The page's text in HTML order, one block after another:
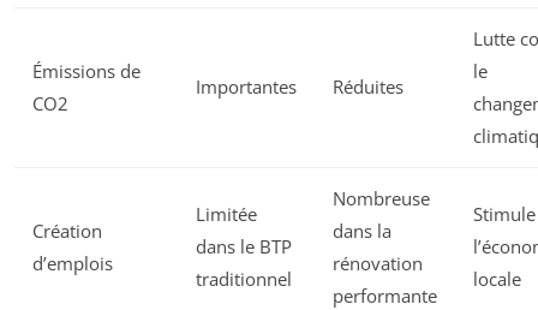
Émissions de
CO2
Importantes Réduites
Lutte
le
Création
d’emplois
Limitée
dans le BTP
traditionnel
Nombreuse
dans la
rénovation
performante
Stimule
locale